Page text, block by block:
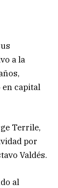
a la
en capital
Terrile,
por
Valdés.
al